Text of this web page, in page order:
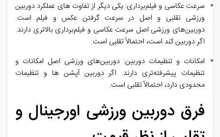
سرعت عکاسی و فیلم‌برداری: یکی دیگر از تفاوت های عملکرد دوربین
ورزشی تقلبی و اصل در سرعت گرفتن عکس و فیلم است.
دوربین‌های ورزشی اصل سرعت عکاسی و فیلم‌برداری بالاتری دارند.
اگر دوربین کند است، احتمالاً تقلبی است.
امکانات و تنظیمات دوربین: دوربین‌های ورزشی اصل امکانات و
تنظیمات پیشرفته‌تری دارند. اگر دوربین آپشن ها و تنظیمات
محدودی دارد، احتمالاً تقلبی است.
فرق دوربین ورزشی اورجینال و